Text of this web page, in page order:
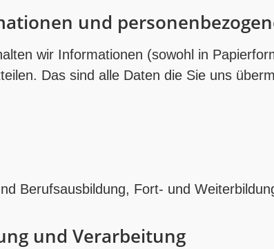
und
wir Informationen (sowohl in
Das sind alle Daten die Sie uns
Berufsausbildung, Fort- und
und Verarbeitung